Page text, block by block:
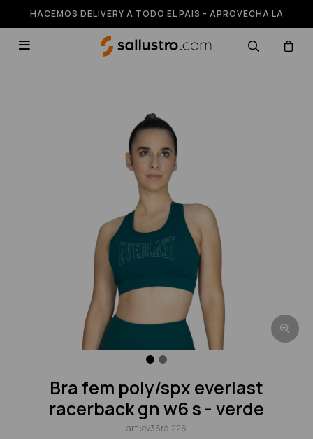
HACEMOS DELIVERY A TODO EL PAIS - APROVECHA LA
RUNNING HASTA 50% OFF

bra fem poly/spx everlast
racerback gn w6 s - verde
ev36ral226